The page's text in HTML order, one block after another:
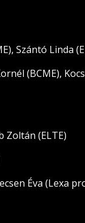
Szántó Linda
(BCME),
Zoltán (ELTE)
Éva (Lexa